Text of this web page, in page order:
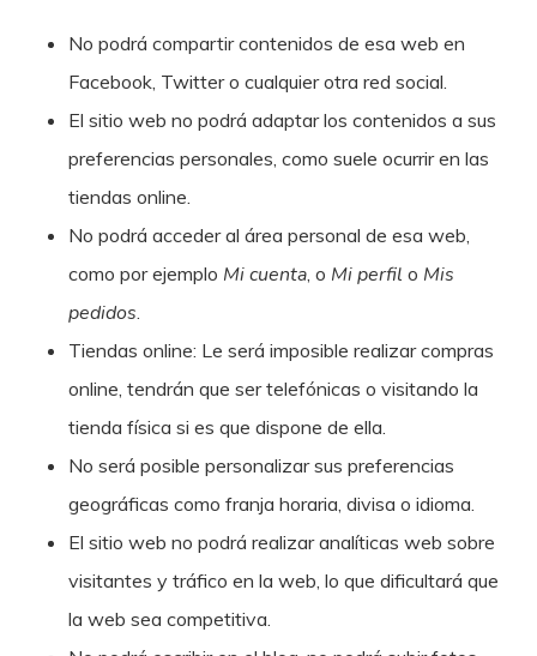
No podrá compartir contenidos de esa web en
Facebook, Twitter o cualquier otra red social.
El sitio web no podrá adaptar los contenidos a sus
preferencias personales, como suele ocurrir en las
tiendas online.
No podrá acceder al área personal de esa web,
como por ejemplo Mi cuenta, o Mi perfil o Mis
pedidos.
Tiendas online: Le será imposible realizar compras
online, tendrán que ser telefónicas o visitando la
tienda física si es que dispone de ella.
No será posible personalizar sus preferencias
geográficas como franja horaria, divisa o idioma.
El sitio web no podrá realizar analíticas web sobre
visitantes y tráfico en la web, lo que dificultará que
la web sea competitiva.